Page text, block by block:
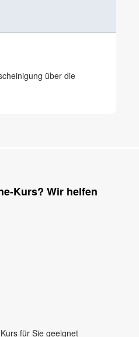
über die
Kurs? Wir helfen
für Sie geeignet